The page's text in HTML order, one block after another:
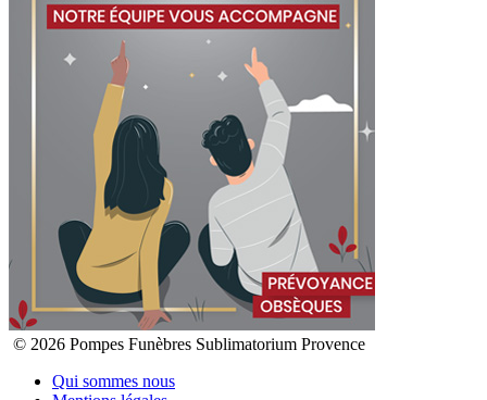
© 2026 Pompes Funèbres Sublimatorium Provence
Qui sommes nous